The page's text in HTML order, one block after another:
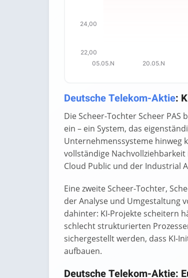
05.05.N 20.05.N
22,00
24,00
Deutsche Telekom-Aktie:
Die Scheer-Tochter Scheer
ein – ein System, das
Unternehmenssysteme hinweg
vollständige
Cloud Public und der Industrial
Eine zweite Scheer-Tochter,
der Analyse und Umgestaltung
dahinter: KI-Projekte scheitern
schlecht strukturierten
sichergestellt werden, dass KI-
aufbauen.
Deutsche Telekom-Aktie: